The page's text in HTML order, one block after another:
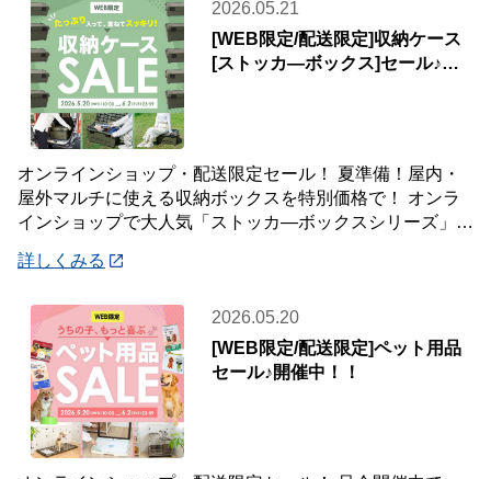
2026.05.21
[WEB限定/配送限定]収納ケース
[ストッカ―ボックス]セール♪屋
オンラインショップ・配送限定セール！ 夏準備！屋内・
屋外マルチに使える収納ボックスを特別価格で！ オンラ
インショップで大人気「ストッカ―ボックスシリーズ」
詳しくみる
2026.05.20
[WEB限定/配送限定]ペット用品
セール♪開催中！！